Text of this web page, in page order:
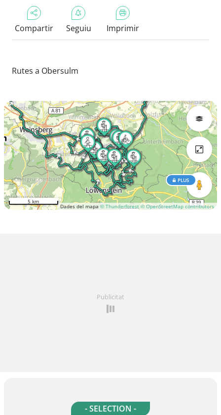
Compartir Seguiu Imprimir
Rutes a Obersulm
Dades del mapa © Thunderforest © OpenStreetMap contributors
PLUS
5 km
Publicitat
- SELECTION -